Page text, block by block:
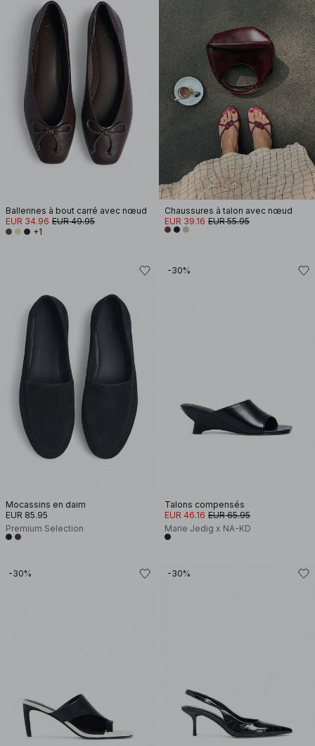
Ballerines à bout carré avec nœud
EUR 34.96 EUR 49.95
+1
Chaussures à talon avec nœud
EUR 39.16 EUR 55.95
Mocassins en daim
EUR 85.95
Premium Selection
-30%
Talons compensés
EUR 46.16 EUR 65.95
Marie Jedig x NA-KD
-30% -30%